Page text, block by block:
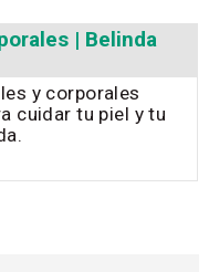
| Belinda
y corporales
cuidar tu piel y tu